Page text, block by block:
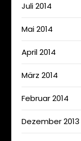
Juli 2014
Mai 2014
April 2014
März 2014
Februar 2014
Dezember 2013